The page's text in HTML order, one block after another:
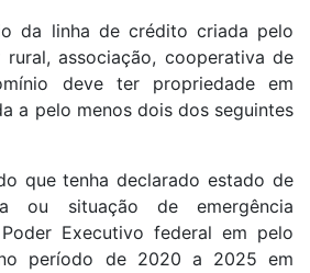
da linha de crédito criada pelo
associação, cooperativa de
deve ter propriedade em
a pelo menos dois dos seguintes
que tenha declarado estado de
ou situação de emergência
Executivo federal em pelo
período de 2020 a 2025 em